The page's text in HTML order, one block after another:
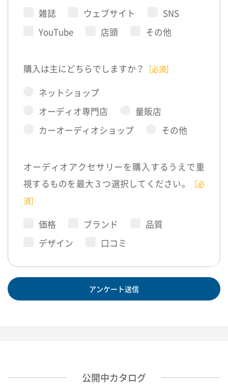
雑誌 ウェブサイト
SNS
YouTube
店頭 その他
購入は主にどちらでしますか？ ［必須］
ネットショップ
オーディオ専門店
量販店
カーオーディオショップ
その他
オーディオアクセサリーを購入するうえで重
視するものを最大３つ選択してください。
［必
須］
価格 ブランド
品質
デザイン
口コミ
アンケート送信
公開中カタログ